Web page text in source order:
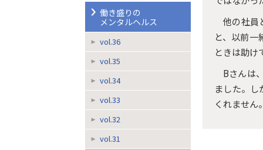
他の社員
と、以前
ときは助け
Bさんは
ました。
くれません
働き盛りの
メンタルヘルス
vol.36
vol.35
vol.34
vol.33
vol.32
vol.31